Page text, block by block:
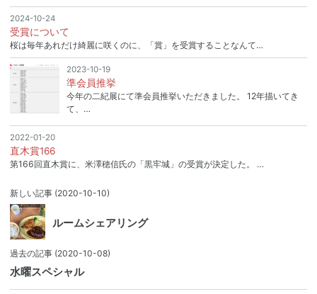
2024-10-24
受賞について
桜は毎年あれだけ綺麗に咲くのに、「賞」を受賞することなんて…
2023-10-19
準会員推挙
今年の二紀展にて準会員推挙いただきました。 12年描いてき
て、…
2022-01-20
直木賞166
第166回直木賞に、米澤穂信氏の「黒牢城」の受賞が決定した。 …
新しい記事 (2020-10-10)
ルームシェアリング
過去の記事 (2020-10-08)
水曜スペシャル